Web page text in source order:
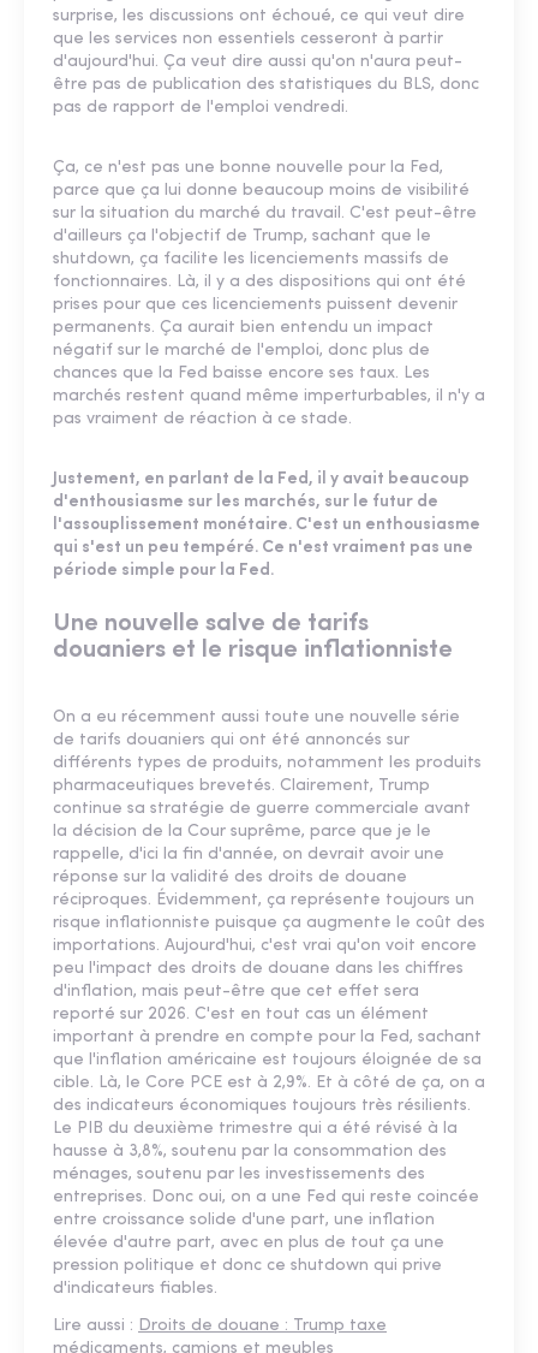
surprise, les discussions ont échoué, ce qui veut dire
que les services non essentiels cesseront à partir
d'aujourd'hui. Ça veut dire aussi qu'on n'aura peut-
être pas de publication des statistiques du BLS, donc
pas de rapport de l'emploi vendredi.
Ça, ce n'est pas une bonne nouvelle pour la Fed,
parce que ça lui donne beaucoup moins de visibilité
sur la situation du marché du travail. C'est peut-être
d'ailleurs ça l'objectif de Trump, sachant que le
shutdown, ça facilite les licenciements massifs de
fonctionnaires. Là, il y a des dispositions qui ont été
prises pour que ces licenciements puissent devenir
permanents. Ça aurait bien entendu un impact
négatif sur le marché de l'emploi, donc plus de
chances que la Fed baisse encore ses taux. Les
marchés restent quand même imperturbables, il n'y a
pas vraiment de réaction à ce stade.
Justement, en parlant de la Fed, il y avait beaucoup
d'enthousiasme sur les marchés, sur le futur de
l'assouplissement monétaire. C'est un enthousiasme
qui s'est un peu tempéré. Ce n'est vraiment pas une
période simple pour la Fed.
Une nouvelle salve de tarifs
douaniers et le risque inflationniste
On a eu récemment aussi toute une nouvelle série
de tarifs douaniers qui ont été annoncés sur
différents types de produits, notamment les produits
pharmaceutiques brevetés. Clairement, Trump
continue sa stratégie de guerre commerciale avant
la décision de la Cour suprême, parce que je le
rappelle, d'ici la fin d'année, on devrait avoir une
réponse sur la validité des droits de douane
réciproques. Évidemment, ça représente toujours un
risque inflationniste puisque ça augmente le coût des
importations. Aujourd'hui, c'est vrai qu'on voit encore
peu l'impact des droits de douane dans les chiffres
d'inflation, mais peut-être que cet effet sera
reporté sur 2026. C'est en tout cas un élément
important à prendre en compte pour la Fed, sachant
que l'inflation américaine est toujours éloignée de sa
cible. Là, le Core PCE est à 2,9%. Et à côté de ça, on a
des indicateurs économiques toujours très résilients.
Le PIB du deuxième trimestre qui a été révisé à la
hausse à 3,8%, soutenu par la consommation des
ménages, soutenu par les investissements des
entreprises. Donc oui, on a une Fed qui reste coincée
entre croissance solide d'une part, une inflation
élevée d'autre part, avec en plus de tout ça une
pression politique et donc ce shutdown qui prive
d'indicateurs fiables.
Lire aussi : Droits de douane : Trump taxe
médicaments, camions et meubles